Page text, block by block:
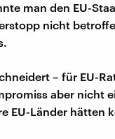
man den EU-
nicht
– für EU-
aber nicht
EU-Länder hätten